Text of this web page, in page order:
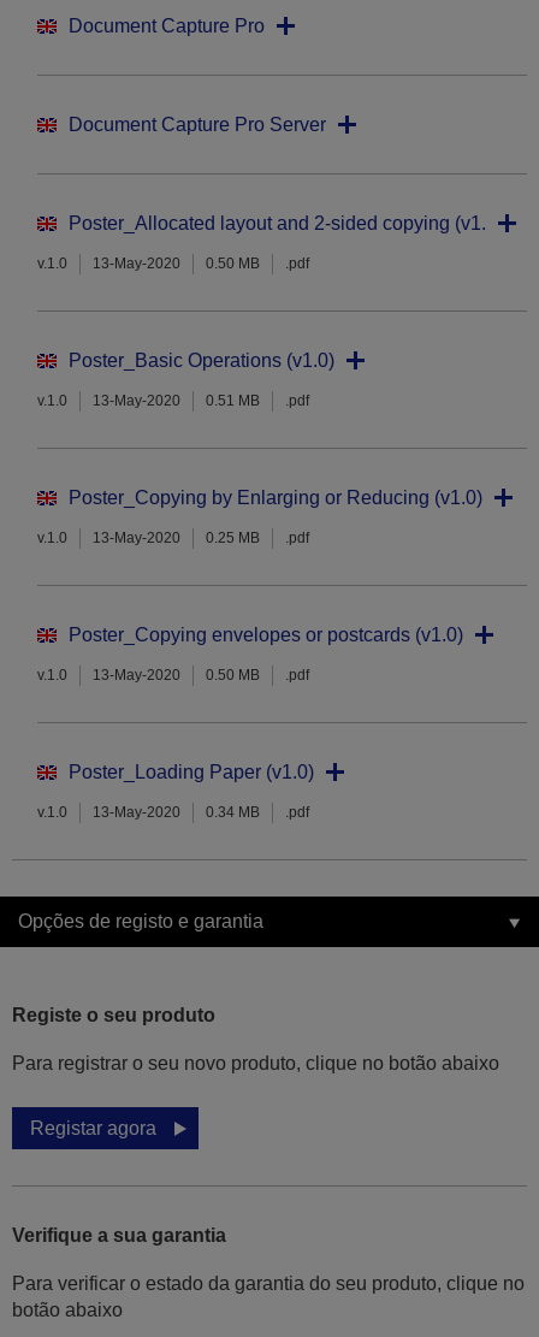
Document Capture Pro
Document Capture Pro Server
Poster_Allocated layout and 2-sided copying (v1.0)
v.1.0 13-May-2020 0.50 MB .pdf
Poster_Basic Operations (v1.0)
v.1.0 13-May-2020 0.51 MB .pdf
Poster_Copying by Enlarging or Reducing (v1.0)
v.1.0 13-May-2020 0.25 MB .pdf
Poster_Copying envelopes or postcards (v1.0)
v.1.0 13-May-2020 0.50 MB .pdf
Poster_Loading Paper (v1.0)
v.1.0 13-May-2020 0.34 MB .pdf
Opções de registo e garantia
Registe o seu produto
Para registrar o seu novo produto, clique no botão abaixo
Registar agora
Verifique a sua garantia
Para verificar o estado da garantia do seu produto, clique no
botão abaixo